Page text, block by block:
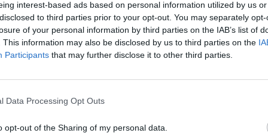
interest-based ads based on personal information utilized by us
to third parties prior to your opt-out. You may separately
of your personal information by third parties on the IAB’s list of
This information may also be disclosed by us to third parties on the
Participants that may further disclose it to other third parties.
Data Processing Opt Outs
opt-out of the Sharing of my personal data.
misyjnym. Mędrcy symbolizują liczne ludy i
Jego Ewangelii i żyją w tęsknocie za poznaniem
którym poszliśmy od dnia chrztu świętego,
millennio ineunte, 40). Nie przeżywali egoistycznie swej
doświadczyli Jego miłości i osiągnęli zbawienie.